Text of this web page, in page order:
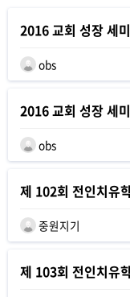
2016 교회 성장 세
obs
2016 교회 성장 세
obs
제 102회 전인치유
중원지기
제 103회 전인치유